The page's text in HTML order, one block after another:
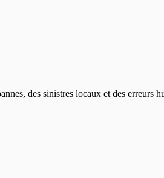
des sinistres locaux et des erreurs